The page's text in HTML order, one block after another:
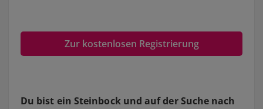
Zur kostenlosen Registrierung
Du bist ein Steinbock und auf der Suche nach